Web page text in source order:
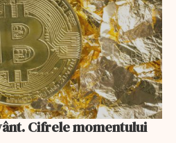
Cifrele momentului